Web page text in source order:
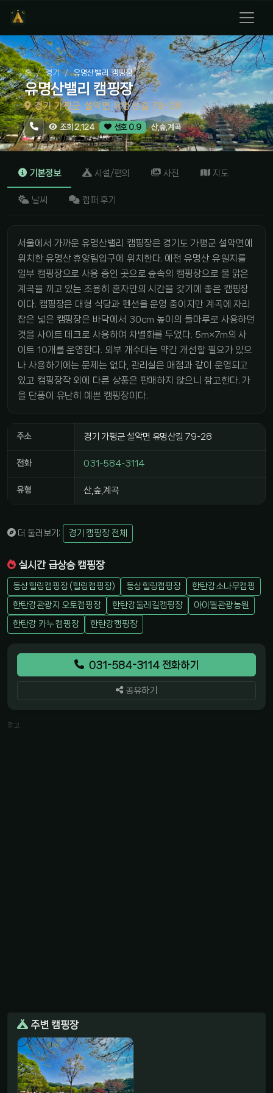
홈 경기 유명산밸리 캠핑장
유명산밸리 캠핑장
경기 가평군 설악면 유명산길 79-28
조회 2,124 선호 0.9 산,숲,계곡
기본정보 시설/편의 사진 지도
날씨 캠퍼 후기
서울에서 가까운 유명산밸리 캠핑장은 경기도 가평군 설악면에
위치한 유명산 휴양림입구에 위치한다. 예전 유명산 유원지를
일부 캠핑장으로 사용 중인 곳으로 숲속의 캠핑장으로 물 맑은
계곡을 끼고 있는 조용히 혼자만의 시간을 갖기에 좋은 캠핑장
이다. 캠핑장은 대형 식당과 펜션을 운영 중이지만 계곡에 자리
잡은 넓은 캠핑장은 바닥에서 30cm 높이의 들마루로 사용하던
것을 사이트 데크로 사용하여 차별화를 두었다. 5m×7m의 사
이트 10개를 운영한다. 외부 개수대는 약간 개선할 필요가 있으
나 사용하기에는 문제는 없다, 관리실은 매점과 같이 운영되고
있고 캠핑장작 외에 다른 상품은 판매하지 않으니 참고한다. 가
을 단풍이 유난히 예쁜 캠핑장이다.
주소 경기 가평군 설악면 유명산길 79-28
전화 031-584-3114
유형 산,숲,계곡
더 둘러보기: 경기 캠핑장 전체
실시간 급상승 캠핑장
동상힐링캠핑장 (힐링캠핑장) 동상힐링캠핑장
한탄강소나무캠핑
한탄강관광지 오토캠핑장
한탄강둘레길캠핑장
아이월관광농원
한탄강 카누 캠핑장
한탄강캠핑장
031-584-3114 전화하기
공유하기
광고
주변 캠핑장